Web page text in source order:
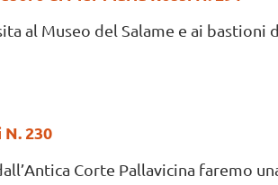
al Museo del Salame e ai
230
Corte Pallavicina faremo